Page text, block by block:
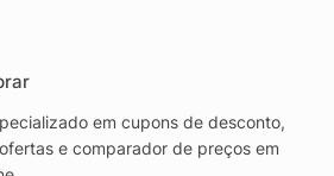
em cupons de desconto,
e comparador de preços em